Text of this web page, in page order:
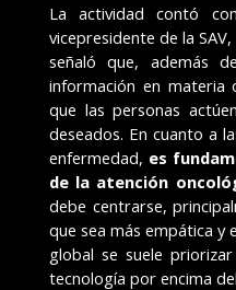
La actividad contó
vicepresidente de la
señaló que, además
información en materia
que las personas
deseados. En cuanto a
enfermedad, es
de la atención
debe centrarse,
que sea más empática y
global se suele
tecnología por encima